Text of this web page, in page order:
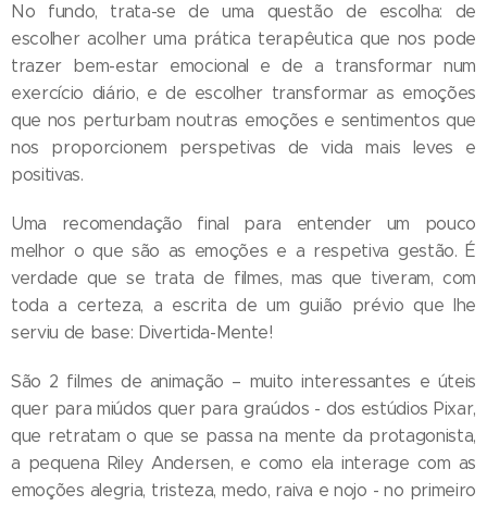
No fundo, trata-se de uma questão de escolha: de
escolher acolher uma prática terapêutica que nos pode
trazer bem-estar emocional e de a transformar num
exercício diário, e de escolher transformar as emoções
que nos perturbam noutras emoções e sentimentos que
nos proporcionem perspetivas de vida mais leves e
positivas.
Uma recomendação final para entender um pouco
melhor o que são as emoções e a respetiva gestão. É
verdade que se trata de filmes, mas que tiveram, com
toda a certeza, a escrita de um guião prévio que lhe
serviu de base: Divertida-Mente!
São 2 filmes de animação – muito interessantes e úteis
quer para miúdos quer para graúdos - dos estúdios Pixar,
que retratam o que se passa na mente da protagonista,
a pequena Riley Andersen, e como ela interage com as
emoções alegria, tristeza, medo, raiva e nojo - no primeiro